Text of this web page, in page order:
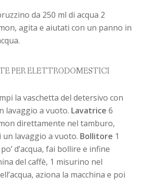
da 250 ml di acqua 2
agita e aiutati con un panno in
PER ELETTRODOMESTICI
la vaschetta del detersivo con
lavaggio a vuoto. Lavatrice 6
direttamente nel tamburo,
un lavaggio a vuoto. Bollitore 1
d’acqua, fai bollire e infine
del caffè, 1 misurino nel
aziona la macchina e poi